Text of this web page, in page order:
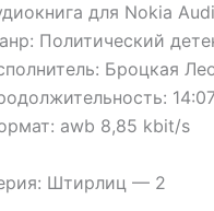
для Nokia
Политический
Броцкая
awb 8,85 kbit/s
Штирлиц — 2